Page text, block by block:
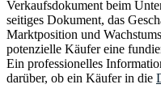
Verkaufsdokument beim
seitiges Dokument, das
Marktposition und
potenzielle Käufer eine
Ein professionelles
darüber, ob ein Käufer in die